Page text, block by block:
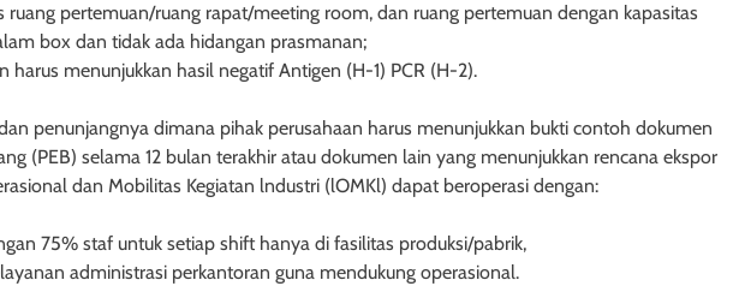
pertemuan/ruang rapat/meeting room, dan ruang pertemuan dengan kapasitas
box dan tidak ada hidangan prasmanan;
harus menunjukkan hasil negatif Antigen (H-1) PCR (H-2).
penunjangnya dimana pihak perusahaan harus menunjukkan bukti contoh dokumen
(PEB) selama 12 bulan terakhir atau dokumen lain yang menunjukkan rencana ekspor
dan Mobilitas Kegiatan lndustri (lOMKl) dapat beroperasi dengan:
75% staf untuk setiap shift hanya di fasilitas produksi/pabrik,
administrasi perkantoran guna mendukung operasional.